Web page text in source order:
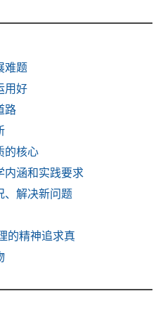
难题
用好
路
的核心
内涵和实践要求
、解决新问题
的精神追求真